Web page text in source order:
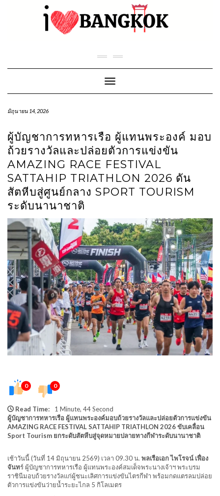
Toggle Navigation
มิถุนายน 14, 2026
ผู้บัญชาการทหารเรือ ผู้แทนพระองค์ มอบ
ถ้วยรางวัลและปล่อยตัวการแข่งขัน
AMAZING RACE FESTIVAL
SATTAHIP TRIATHLON 2026 ดัน
สัตหีบสู่ศูนย์กลาง SPORT TOURISM
ระดับนานาชาติ
0 0
Read Time:
1 Minute, 44 Second
ผู้บัญชาการทหารเรือ ผู้แทนพระองค์มอบถ้วยรางวัลและปล่อยตัวการแข่งขัน
AMAZING RACE FESTIVAL SATTAHIP TRIATHLON 2026 ขับเคลื่อน
Sport Tourism ยกระดับสัตหีบสู่จุดหมายปลายทางกีฬาระดับนานาชาติ
เช้าวันนี้ (วันที่ 14 มิถุนายน 2569) เวลา 09.30 น. พลเรือเอก ไพโรจน์ เฟื่อง
จันทร์ ผู้บัญชาการทหารเรือ ผู้แทนพระองค์สมเด็จพระนางเจ้าฯ พระบรม
ราชินีมอบถ้วยรางวัลแก่ผู้ชนะเลิศการแข่งขันไตรกีฬา พร้อมกดแตรลมปล่อย
ตัวการแข่งขันว่ายน้ำระยะไกล 5 กิโลเมตร